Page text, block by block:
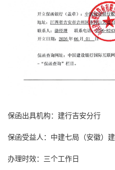
保函出具机构：建行吉安分行
保函受益人：中建七局（安徽）
办理时效：三个工作日